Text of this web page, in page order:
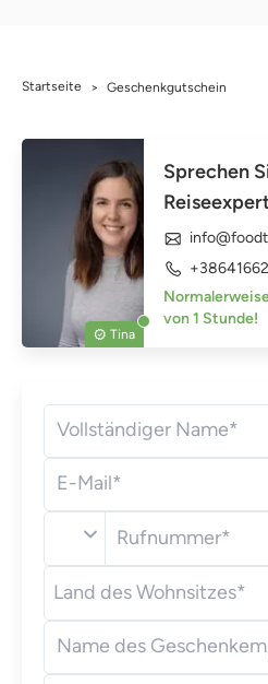
Startseite > Geschenkgutschein
Tina
Sprechen
von 1 Stunde!
Vollständiger Name*
E-Mail*
🇩🇪
Deutschland
(+49)
Rufnummer*
Land des Wohnsitzes*
Name des